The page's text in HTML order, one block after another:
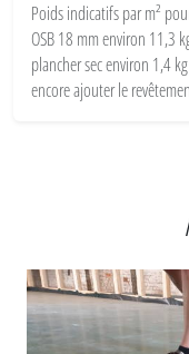
Poids indicatifs par m²
OSB 18 mm environ 11,3
plancher sec environ 1,4
encore ajouter le